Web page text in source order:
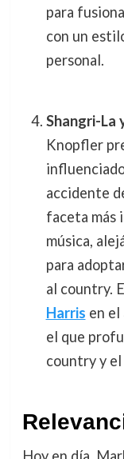
para
con un
personal.
Shangri-La
Knopfler
accidente
faceta más
música,
para
al country.
Harris en el
el que
country y el
Hoy en día,